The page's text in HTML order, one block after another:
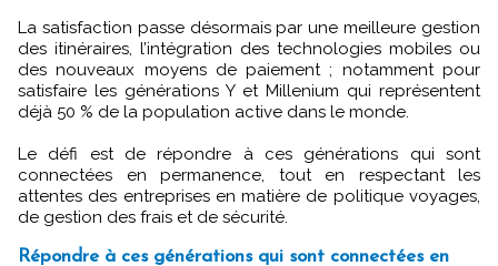
La satisfaction passe désormais par une meilleure gestion
des itinéraires, l’intégration des technologies mobiles ou
des nouveaux moyens de paiement ; notamment pour
satisfaire les générations Y et Millenium qui représentent
déjà 50 % de la population active dans le monde.
Le défi est de répondre à ces générations qui sont
connectées en permanence, tout en respectant les
attentes des entreprises en matière de politique voyages,
de gestion des frais et de sécurité.
Répondre à ces générations qui sont connectées en